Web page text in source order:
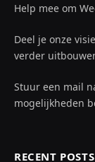
Help mee om
Deel je onze
verder
Stuur een mail
mogelijkheden
RECENT POSTS